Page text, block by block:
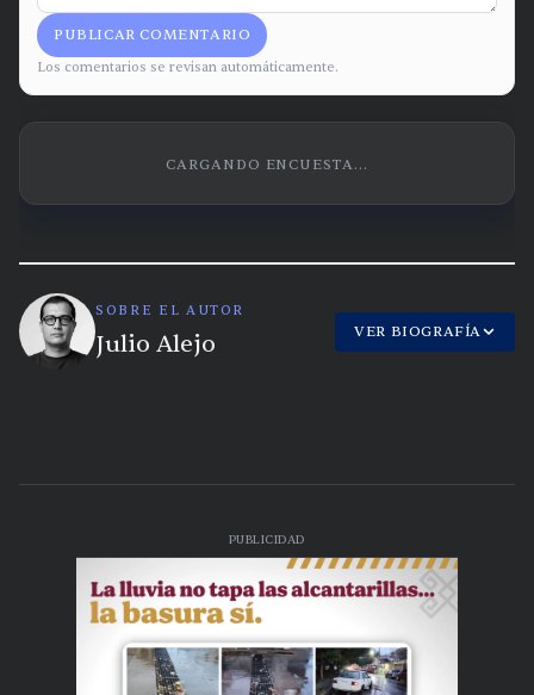
PUBLICAR COMENTARIO
Los comentarios se revisan automáticamente.
CARGANDO ENCUESTA...
SOBRE EL AUTOR
Julio Alejo VER BIOGRAFÍA
PUBLICIDAD